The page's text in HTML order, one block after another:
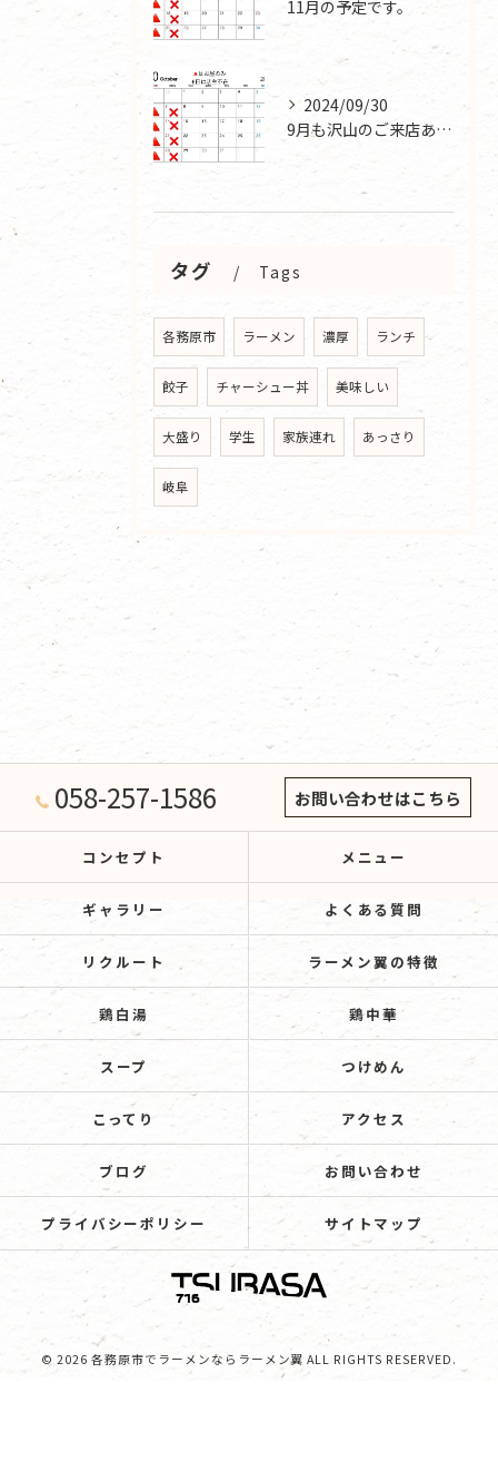
11月の予定です。
2024/09/30
9月も沢山のご来店ありがとうございました。
タグ Tags
各務原市 ラーメン 濃厚 ランチ
餃子 チャーシュー丼 美味しい
大盛り 学生 家族連れ あっさり
岐阜
058-257-1586 お問い合わせはこちら
コンセプト メニュー
ギャラリー よくある質問
リクルート ラーメン翼の特徴
鶏白湯 鶏中華
スープ つけめん
こってり アクセス
ブログ お問い合わせ
プライバシーポリシー サイトマップ
© 2026 各務原市でラーメンならラーメン翼 ALL RIGHTS RESERVED.